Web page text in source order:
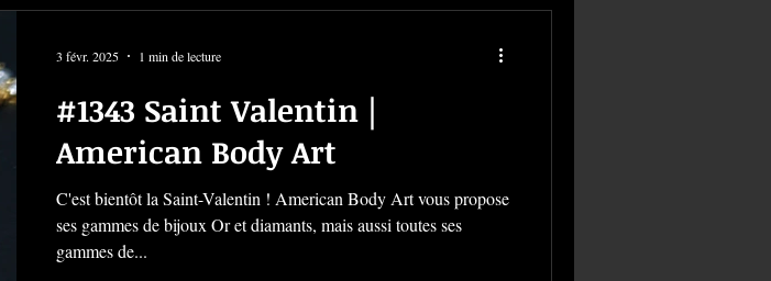
#1343 Saint Valentin |
American Body Art
C'est bientôt la Saint-Valentin ! American Body Art vous propose
ses gammes de bijoux Or et diamants, mais aussi toutes ses
gammes de...
3 févr. 2025 1 min de lecture